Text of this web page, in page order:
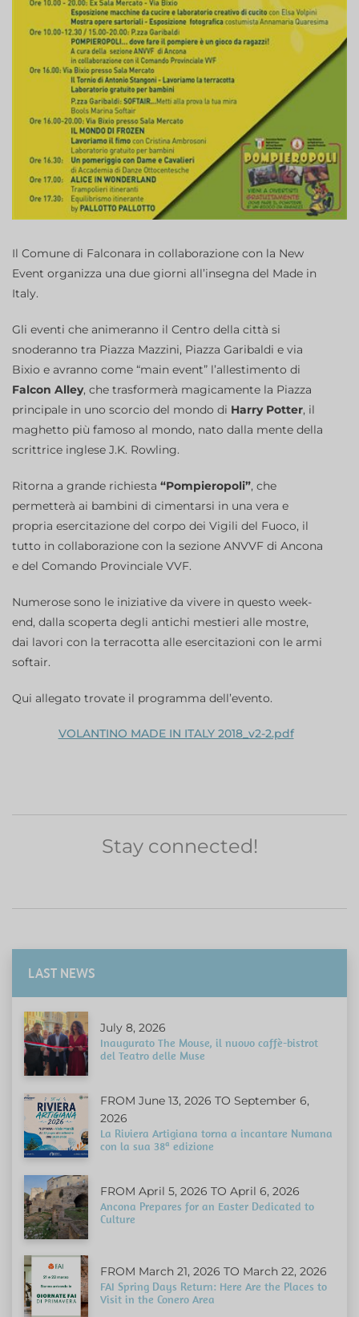
Il Comune di Falconara in collaborazione con la New
Event organizza una due giorni all’insegna del Made in
Italy.
Gli eventi che animeranno il Centro della città si
snoderanno tra Piazza Mazzini, Piazza Garibaldi e via
Bixio e avranno come “main event” l’allestimento di
Falcon Alley, che trasformerà magicamente la Piazza
principale in uno scorcio del mondo di Harry Potter, il
maghetto più famoso al mondo, nato dalla mente della
scrittrice inglese J.K. Rowling.
Ritorna a grande richiesta “Pompieropoli”, che
permetterà ai bambini di cimentarsi in una vera e
propria esercitazione del corpo dei Vigili del Fuoco, il
tutto in collaborazione con la sezione ANVVF di Ancona
e del Comando Provinciale VVF.
Numerose sono le iniziative da vivere in questo week-
end, dalla scoperta degli antichi mestieri alle mostre,
dai lavori con la terracotta alle esercitazioni con le armi
softair.
Qui allegato trovate il programma dell’evento.
VOLANTINO MADE IN ITALY 2018_v2-2.pdf
Stay connected!
LAST NEWS
July 8, 2026
Inaugurato The Mouse, il nuovo caffè-bistrot
del Teatro delle Muse
FROM June 13, 2026 TO September 6,
2026
La Riviera Artigiana torna a incantare Numana
con la sua 38ª edizione
FROM April 5, 2026 TO April 6, 2026
Ancona Prepares for an Easter Dedicated to
Culture
FROM March 21, 2026 TO March 22, 2026
FAI Spring Days Return: Here Are the Places to
Visit in the Conero Area